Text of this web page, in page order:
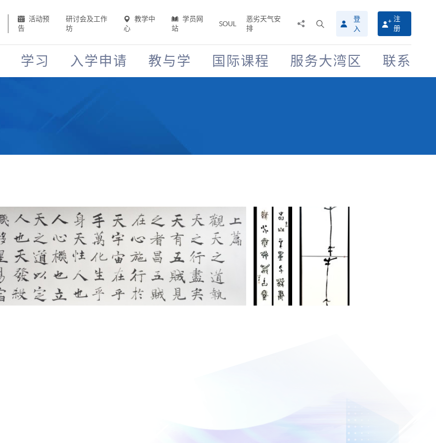
活动预
告
研讨会及工作
坊
教学中
心
学员网
站
SOUL
恶劣天气安
排
搜
寻
介
面
登
入
注
册
学习 入学申请 教与学 国际课程 服务大湾区 联系